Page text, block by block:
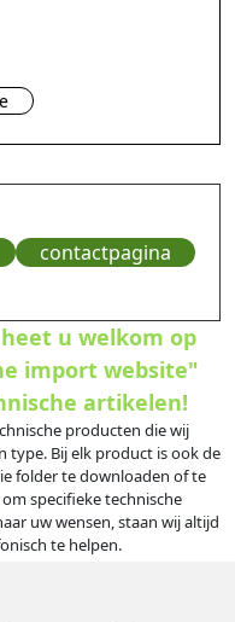
contactpagina
u welkom op
import website"
artikelen!
producten die wij
type. Bij elk product is ook de
folder te downloaden of te
specifieke technische
uw wensen, staan wij altijd
te helpen.